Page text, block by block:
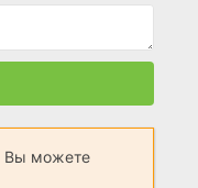
Вы можете